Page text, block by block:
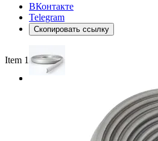
ВКонтакте
Telegram
Скопировать ссылку
Item 1 of 2